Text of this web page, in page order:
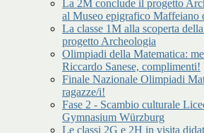
La 2M conclude il progetto
al Museo epigrafico Maffeiano
La classe 1M alla scoperta
progetto Archeologia
Olimpiadi della Matematica:
Riccardo Sanese, complimenti!
Finale Nazionale Olimpiadi
ragazze/i!
Fase 2 - Scambio culturale
Gymnasium Würzburg
Le classi 2G e 2H in visita